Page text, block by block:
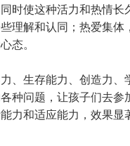
时使这种活力和热情
理解和认同；热爱集
态。
、生存能力、创造力
种问题，让孩子们去
力和适应能力，效果显